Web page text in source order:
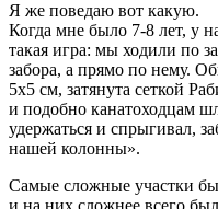
Я же поведаю вот какую.
Когда мне было 7-8 лет, у
такая игра: мы ходили по
забора, а прямо по нему.
5х5 см, затянута сеткой
и подобно канатоходцам
удержаться и спрыгивал,
нашей колонны».
Самые сложные участки
и на них сложнее всего